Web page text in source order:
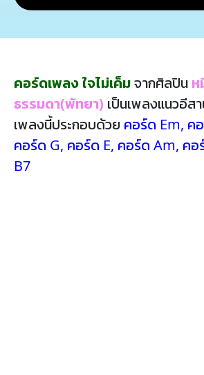
คอร์ดเพลง ใจไม่เค็มจากศิลปิน ห
ธรรมดา(พัทยา) เป็นเพลงแนวอีส
เพลงนี้ประกอบด้วย คอร์ด Em, ค
คอร์ด G, คอร์ด E, คอร์ด Am, คอ
B7